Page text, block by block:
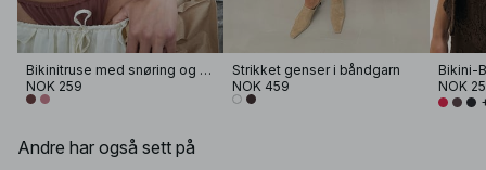
Bikinitruse med snøring og detaljer
NOK 259
Strikket genser i båndgarn
NOK 459
Bikini-
NOK
Andre har også sett på